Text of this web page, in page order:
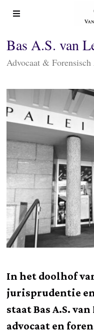
Bas A.S. van
Advocaat &
In het doolhof
jurisprudentie
staat Bas A.S.
advocaat en